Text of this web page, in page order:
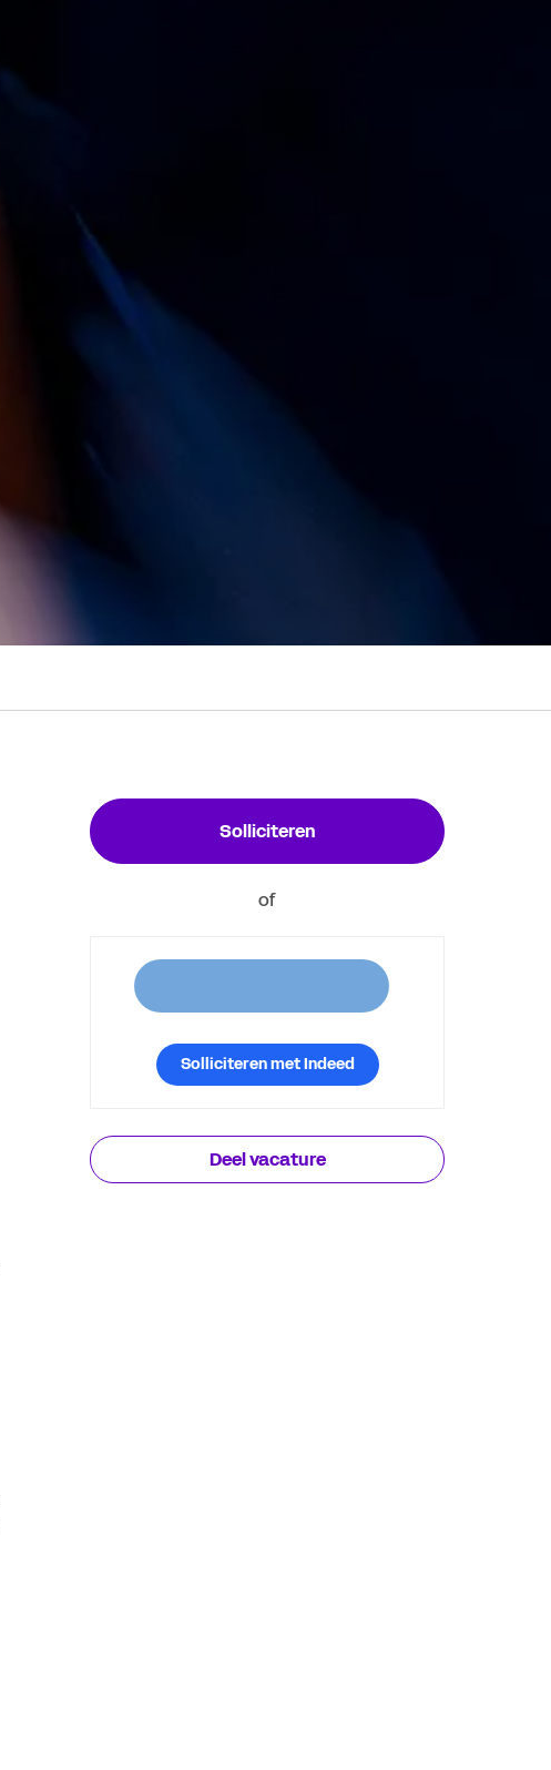
Solliciteren
of
Solliciteren met Indeed
Deel vacature